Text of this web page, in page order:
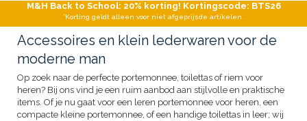
M&H Back to School: 20% korting! Kortingscode: BTS26
*Korting geldt alleen voor niet afgeprijsde artikelen.
Accessoires en klein lederwaren voor de
moderne man
Op zoek naar de perfecte portemonnee, toilettas of riem voor
heren? Bij ons vind je een ruim aanbod aan stijlvolle en praktische
items. Of je nu gaat voor een leren portemonnee voor heren, een
compacte kleine portemonnee, of een handige toilettas in leer; wij